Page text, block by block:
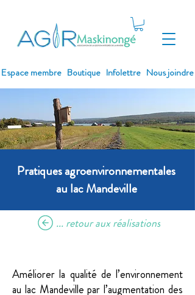
Espace membre Boutique Infolettre Nous joindre
Pratiques agroenvironnementales
au lac Mandeville
... retour aux réalisations
Améliorer la qualité de l’environnement
au lac Mandeville par l’augmentation des